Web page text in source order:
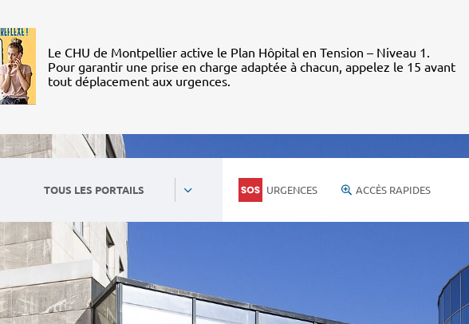
Le CHU de Montpellier active le Plan Hôpital en Tension – Niveau 1.
Pour garantir une prise en charge adaptée à chacun, appelez le 15 avant
tout déplacement aux urgences.
TOUS LES PORTAILS URGENCES ACCÈS RAPIDES